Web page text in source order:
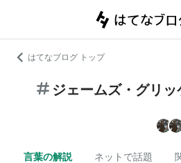
はてなブログ トップ
ジェームズ・グリ
言葉の解説 ネットで話題